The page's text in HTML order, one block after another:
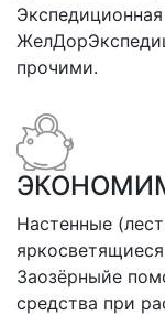
прочими.
Настенные
Заозёрныйе
средства при